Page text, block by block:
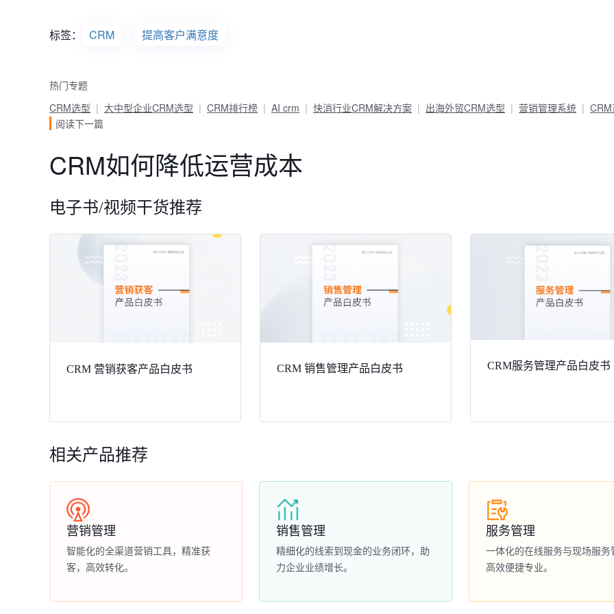
标签： CRM 提高客户满意度
热门专题
CRM选型
大中型企业CRM选型 CRM排行榜 AI crm 快消行业CRM解决方案 出海外贸CRM选型 营销管理系统
阅读下一篇
CRM如何降低运营成本
电子书/视频干货推荐
CRM 营销获客产品白皮书 CRM 销售管理产品白皮书 CRM服务管理产品白皮书
相关产品推荐
营销管理
智能化的全渠道营销工具，精准获
客，高效转化。
销售管理
精细化的线索到现金的业务闭环，助
力企业业绩增长。
服务管理
一体化的在线服务与现场服务
高效便捷专业。